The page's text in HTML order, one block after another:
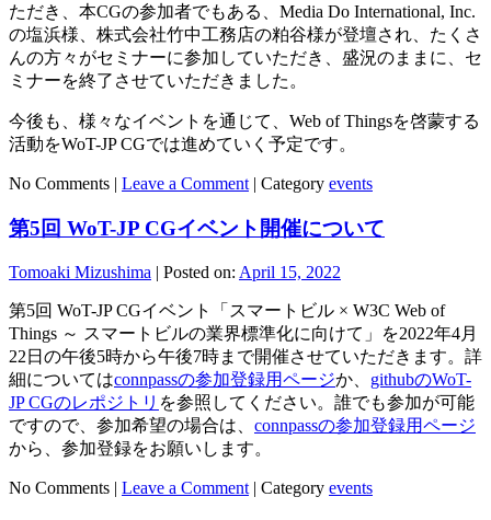
ただき、本CGの参加者でもある、Media Do International, Inc.
の塩浜様、株式会社竹中工務店の粕谷様が登壇され、たくさ
んの方々がセミナーに参加していただき、盛況のままに、セ
ミナーを終了させていただきました。
今後も、様々なイベントを通じて、Web of Thingsを啓蒙する
活動をWoT-JP CGでは進めていく予定です。
No Comments | Leave a Comment | Category events
第5回 WoT-JP CGイベント開催について
Tomoaki Mizushima | Posted on: April 15, 2022
第5回 WoT-JP CGイベント「スマートビル × W3C Web of
Things ～ スマートビルの業界標準化に向けて」を2022年4月
22日の午後5時から午後7時まで開催させていただきます。詳
細についてはconnpassの参加登録用ページか、 githubのWoT-
JP CGのレポジトリ を参照してください。誰でも参加が可能
ですので、参加希望の場合は、 connpassの参加登録用ページ
から、参加登録をお願いします。
No Comments | Leave a Comment | Category events